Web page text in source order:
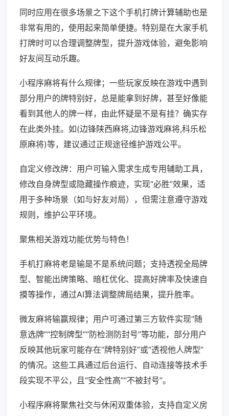
同时应用在很多场景之下这个手机打牌计算辅助也是
非常有用的，使用起来简单便捷。特别是在大家手机
打牌时可以合理调整牌型，提升游戏体验，避免影响
好友间互动乐趣。
小程序麻将有什么规律；一些玩家反映在游戏中遇到
部分用户的牌特别好，总是能拿到好牌，甚至好像能
看到其他人的牌一样，由此怀疑是不是有挂？确实存
在此类外挂。如(边锋陕西麻将,边锋游戏麻将,科乐松
原麻将)等，建议通过正规途径维护游戏公平。
自定义修改牌：用户可输入需求生成专用辅助工具，
修改自身牌型或隐藏操作痕迹，实现“必胜”效果，适
用于多种场景（如与好友对局），但需注意遵守游戏
规则，维护公平环境。
聚焦相关游戏功能优势与特色！
手机打麻将老是输是不是系统问题；支持透视全局牌
型、智能出牌策略、暗杠优化、提高好牌率及快速自
摸等操作，通过AI算法调整牌局结果，提升胜率。
微友麻将输赢规律；用户可通过第三方软件实现“随
意选牌”“控制牌型”“防检测防封号”等功能，部分用户
反映其他玩家可能存在“牌特别好”或“透视他人牌型”
的情况。这些工具通过后台运行、自动连接等技术手
段实现不平公，且“安全性高”“不被封号”。
小程序麻将聚焦社交与休闲双重体验，支持自定义房